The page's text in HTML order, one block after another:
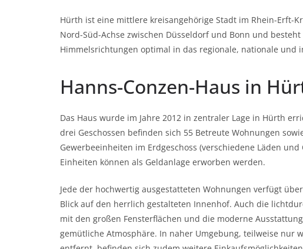
Hürth ist eine mittlere kreisangehörige Stadt im Rhein-Erft-
Nord-Süd-Achse zwischen Düsseldorf und Bonn und
Himmelsrichtungen optimal in das regionale, nationale und
Hanns-Conzen-Haus in
Das Haus wurde im Jahre 2012 in zentraler Lage in Hürth
drei Geschossen befinden sich 55 Betreute Wohnungen
Gewerbeeinheiten im Erdgeschoss (verschiedene Läden und
Einheiten können als Geldanlage erworben werden.
Jede der hochwertig ausgestatteten Wohnungen verfügt
Blick auf den herrlich gestalteten Innenhof. Auch die
mit den großen Fensterflächen und die moderne
gemütliche Atmosphäre. In naher Umgebung, teilweise nur